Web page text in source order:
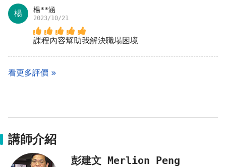
楊 楊**涵
2023/10/21
課程內容幫助我解決職場困境
看更多評價
講師介紹
彭建文 Merlion Peng